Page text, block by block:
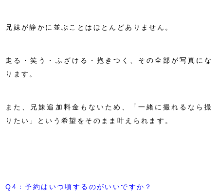
兄妹が静かに並ぶことはほとんどありません。
走る・笑う・ふざける・抱きつく、その全部が写真にな
ります。
また、兄妹追加料金もないため、「一緒に撮れるなら撮
りたい」という希望をそのまま叶えられます。
Q4：予約はいつ頃するのがいいですか？